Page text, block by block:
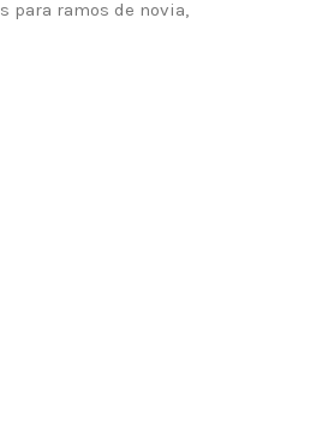
para ramos de novia,